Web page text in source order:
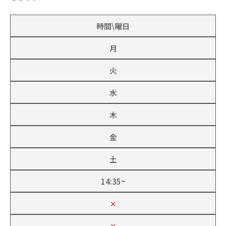
時間\曜日
月
火
水
木
金
土
14:35~
✕